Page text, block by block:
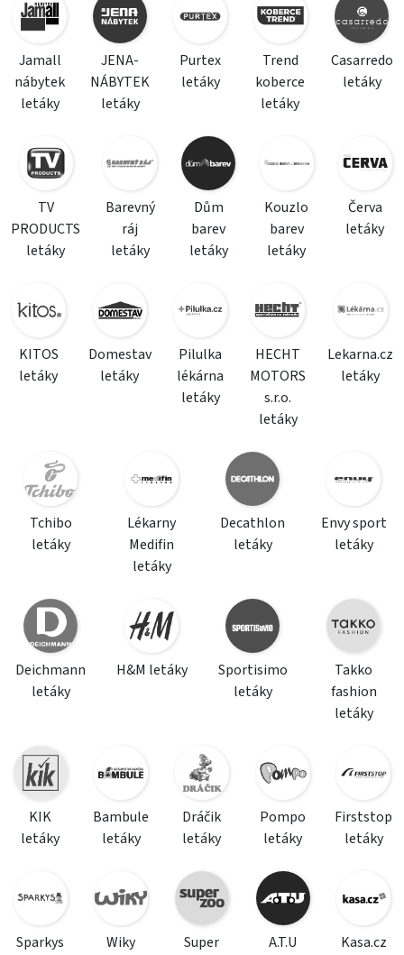
Jamall
nábytek
letáky
JENA-
NÁBYTEK
letáky
Purtex
letáky
Trend
koberce
letáky
Casarredo
letáky
TV
PRODUCTS
letáky
Barevný
ráj
letáky
Dům
barev
letáky
Kouzlo
barev
letáky
Červa
letáky
KITOS
letáky
Domestav
letáky
Pilulka
lékárna
letáky
HECHT
MOTORS
s.r.o.
letáky
Lekarna.cz
letáky
Tchibo
letáky
Lékarny
Medifin
letáky
Decathlon
letáky
Envy sport
letáky
Deichmann
letáky
H&M letáky
Sportisimo
letáky
Takko
fashion
letáky
KIK
letáky
Bambule
letáky
Dráčik
letáky
Pompo
letáky
Firststop
letáky
Sparkys
Wiky
Super
A.T.U
Kasa.cz